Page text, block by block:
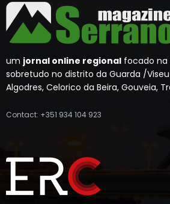
um jornal online regional focado na
sobretudo no distrito da Guarda /
Algodres, Celorico da Beira, Gouveia,
Contact: +351 934 104 923